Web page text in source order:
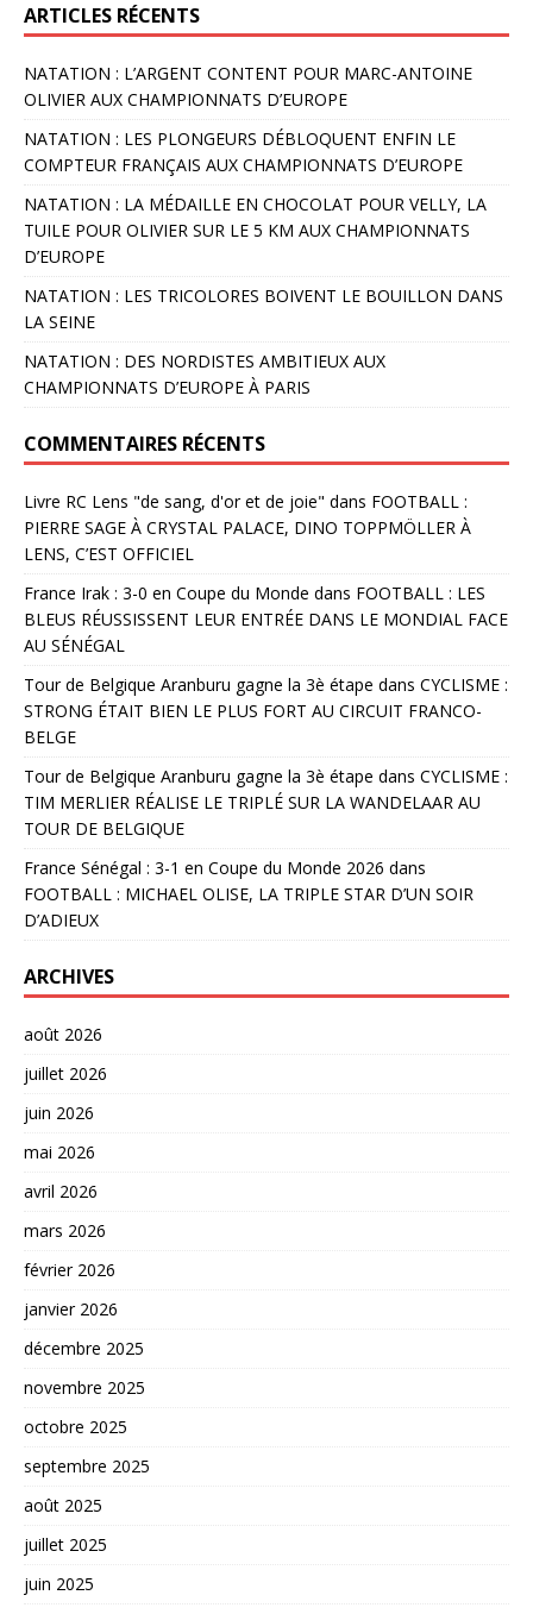
ARTICLES RÉCENTS
NATATION : L’ARGENT CONTENT POUR MARC-ANTOINE
OLIVIER AUX CHAMPIONNATS D’EUROPE
NATATION : LES PLONGEURS DÉBLOQUENT ENFIN LE
COMPTEUR FRANÇAIS AUX CHAMPIONNATS D’EUROPE
NATATION : LA MÉDAILLE EN CHOCOLAT POUR VELLY, LA
TUILE POUR OLIVIER SUR LE 5 KM AUX CHAMPIONNATS
D’EUROPE
NATATION : LES TRICOLORES BOIVENT LE BOUILLON DANS
LA SEINE
NATATION : DES NORDISTES AMBITIEUX AUX
CHAMPIONNATS D’EUROPE À PARIS
COMMENTAIRES RÉCENTS
Livre RC Lens "de sang, d'or et de joie" dans FOOTBALL :
PIERRE SAGE À CRYSTAL PALACE, DINO TOPPMÖLLER À
LENS, C’EST OFFICIEL
France Irak : 3-0 en Coupe du Monde dans FOOTBALL : LES
BLEUS RÉUSSISSENT LEUR ENTRÉE DANS LE MONDIAL FACE
AU SÉNÉGAL
Tour de Belgique Aranburu gagne la 3è étape dans CYCLISME :
STRONG ÉTAIT BIEN LE PLUS FORT AU CIRCUIT FRANCO-
BELGE
Tour de Belgique Aranburu gagne la 3è étape dans CYCLISME :
TIM MERLIER RÉALISE LE TRIPLÉ SUR LA WANDELAAR AU
TOUR DE BELGIQUE
France Sénégal : 3-1 en Coupe du Monde 2026 dans
FOOTBALL : MICHAEL OLISE, LA TRIPLE STAR D’UN SOIR
D’ADIEUX
ARCHIVES
août 2026
juillet 2026
juin 2026
mai 2026
avril 2026
mars 2026
février 2026
janvier 2026
décembre 2025
novembre 2025
octobre 2025
septembre 2025
août 2025
juillet 2025
juin 2025